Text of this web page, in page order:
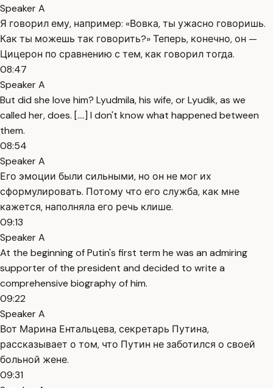
Speaker A
Я говорил ему, например: «Вовка, ты ужасно говоришь.
Как ты можешь так говорить?» Теперь, конечно, он —
Цицерон по сравнению с тем, как говорил тогда.
08:47
Speaker A
But did she love him? Lyudmila, his wife, or Lyudik, as we
called her, does. [....] I don't know what happened between
them.
08:54
Speaker A
Его эмоции были сильными, но он не мог их
сформулировать. Потому что его служба, как мне
кажется, наполняла его речь клише.
09:13
Speaker A
At the beginning of Putin's first term he was an admiring
supporter of the president and decided to write a
comprehensive biography of him.
09:22
Speaker A
Вот Марина Ентальцева, секретарь Путина,
рассказывает о том, что Путин не заботился о своей
больной жене.
09:31